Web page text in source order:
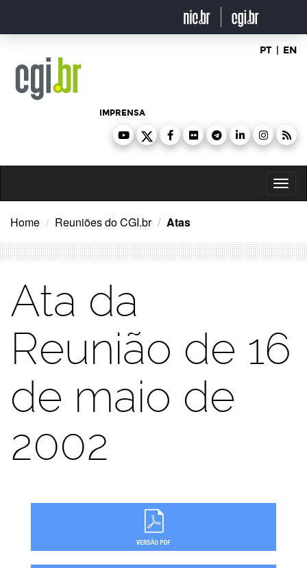
o
PT | EN
IMPRENSA
Home Reuniões do CGI.br Atas
Ata da
Reunião de 16
de maio de
2002